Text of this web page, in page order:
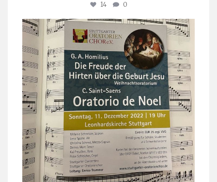
14 0
stuttgarter_oratorienchor
Nov. 29